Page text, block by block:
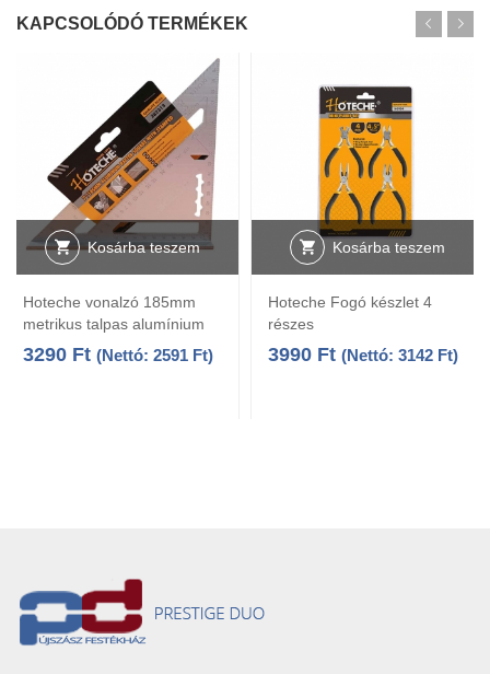
KAPCSOLÓDÓ TERMÉKEK
Kosárba teszem
Hoteche vonalzó 185mm
metrikus talpas alumínium
3290 Ft (Nettó: 2591 Ft)
Kosárba teszem
Hoteche Fogó készlet 4
részes
3990 Ft (Nettó: 3142 Ft)